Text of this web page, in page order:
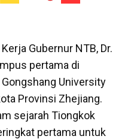
Gubernur NTB, Dr.
pertama di
University
Provinsi Zhejiang.
sejarah Tiongkok
pertama untuk